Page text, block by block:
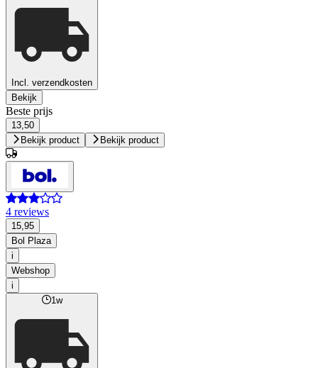
Incl. verzendkosten
Bekijk
Beste prijs
13,50
Bekijk product
Bekijk product
4 reviews
15,95
Bol Plaza
i
Webshop
i
1w